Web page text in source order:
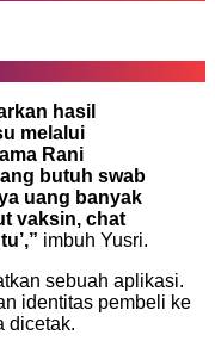
hasil
melalui
Rani
butuh swab
uang banyak
vaksin, chat
imbuh Yusri.
sebuah aplikasi.
identitas pembeli ke
dicetak.